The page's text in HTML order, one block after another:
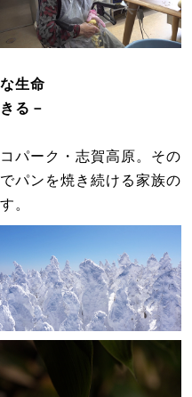
生命
る－
パーク・志賀高原。その
パンを焼き続ける家族の
。